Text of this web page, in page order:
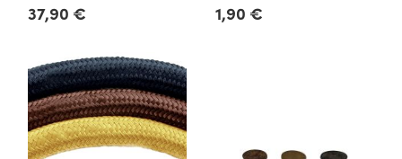
Regulärer Preis:
37,90 € Regulärer Preis:
1,90 €